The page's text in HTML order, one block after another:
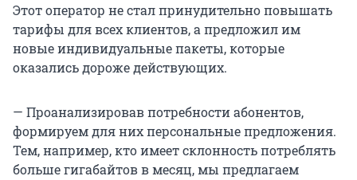
Этот оператор не стал принудительно повышать
тарифы для всех клиентов, а предложил им
новые индивидуальные пакеты, которые
оказались дороже действующих.
— Проанализировав потребности абонентов,
формируем для них персональные предложения.
Тем, например, кто имеет склонность потреблять
больше гигабайтов в месяц, мы предлагаем